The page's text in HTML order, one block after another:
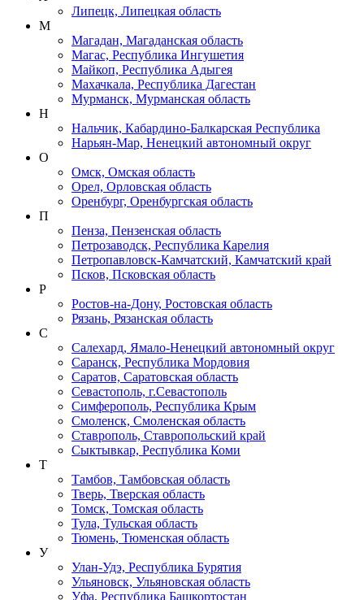
Липецк, Липецкая область
М
Магадан, Магаданская область
Магас, Республика Ингушетия
Майкоп, Республика Адыгея
Махачкала, Республика Дагестан
Мурманск, Мурманская область
Н
Нальчик, Кабардино-Балкарская Республика
Нарьян-Мар, Ненецкий автономный округ
О
Омск, Омская область
Орел, Орловская область
Оренбург, Оренбургская область
П
Пенза, Пензенская область
Петрозаводск, Республика Карелия
Петропавловск-Камчатский, Камчатский край
Псков, Псковская область
Р
Ростов-на-Дону, Ростовская область
Рязань, Рязанская область
С
Салехард, Ямало-Ненецкий автономный округ
Саранск, Республика Мордовия
Саратов, Саратовская область
Севастополь, г.Севастополь
Симферополь, Республика Крым
Смоленск, Смоленская область
Ставрополь, Ставропольский край
Сыктывкар, Республика Коми
Т
Тамбов, Тамбовская область
Тверь, Тверская область
Томск, Томская область
Тула, Тульская область
Тюмень, Тюменская область
У
Улан-Удэ, Республика Бурятия
Ульяновск, Ульяновская область
Уфа, Республика Башкортостан